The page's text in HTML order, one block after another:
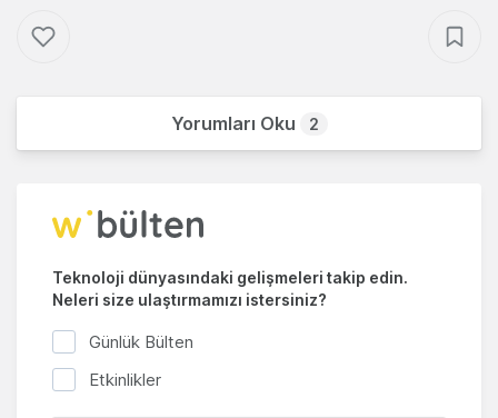
Yorumları Oku 2
Teknoloji dünyasındaki gelişmeleri takip edin.
Neleri size ulaştırmamızı istersiniz?
Günlük Bülten
Etkinlikler